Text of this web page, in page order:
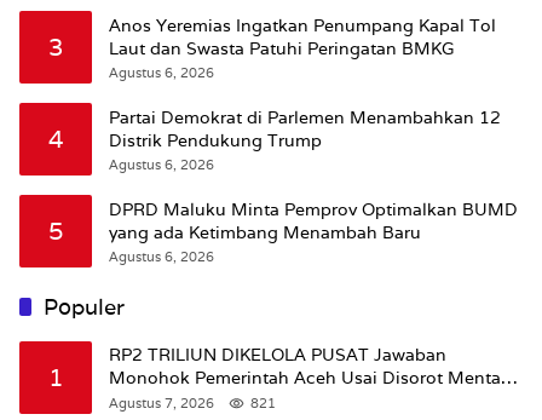
3
Anos Yeremias Ingatkan Penumpang Kapal Tol
Laut dan Swasta Patuhi Peringatan BMKG
Agustus 6, 2026
4
Partai Demokrat di Parlemen Menambahkan 12
Distrik Pendukung Trump
Agustus 6, 2026
5
DPRD Maluku Minta Pemprov Optimalkan BUMD
yang ada Ketimbang Menambah Baru
Agustus 6, 2026
Populer
1
RP2 TRILIUN DIKELOLA PUSAT Jawaban
Monohok Pemerintah Aceh Usai Disorot Mentan
Amran Soal Dana Pertanian
Agustus 7, 2026 821